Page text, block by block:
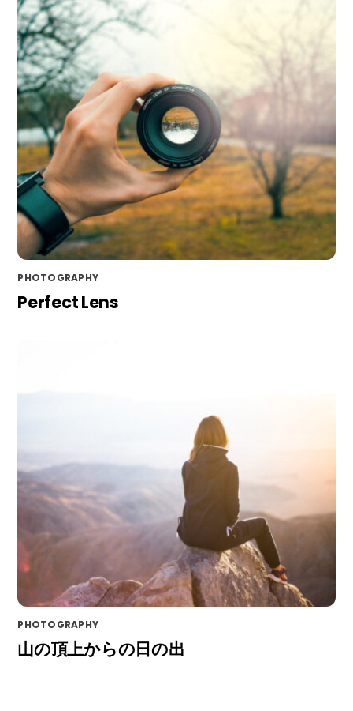
PHOTOGRAPHY
Perfect Lens
PHOTOGRAPHY
山の頂上からの日の出